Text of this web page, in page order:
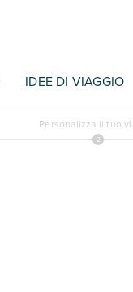
IDEE DI VIAGGIO
Personalizza il tuo